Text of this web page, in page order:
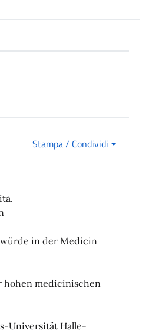
Stampa / Condividi
in der Medicin
hohen medicinischen
Universität Halle-